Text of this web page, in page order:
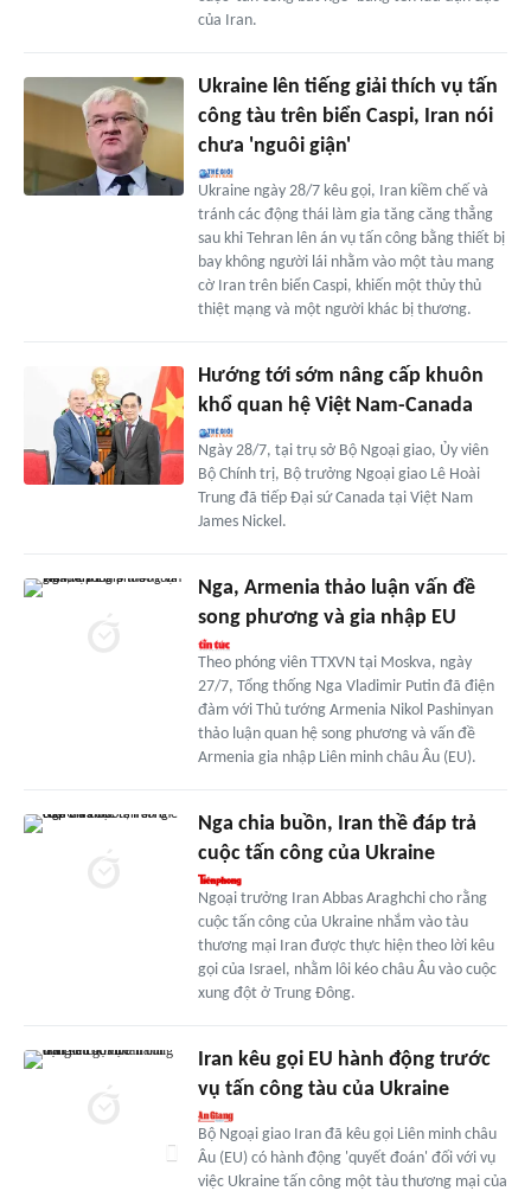
của Iran.
Ukraine lên tiếng giải thích vụ tấn
công tàu trên biển Caspi, Iran nói
chưa 'nguôi giận'
Ukraine ngày 28/7 kêu gọi, Iran kiềm chế và
tránh các động thái làm gia tăng căng thẳng
sau khi Tehran lên án vụ tấn công bằng thiết bị
bay không người lái nhằm vào một tàu mang
cờ Iran trên biển Caspi, khiến một thủy thủ
thiệt mạng và một người khác bị thương.
Hướng tới sớm nâng cấp khuôn
khổ quan hệ Việt Nam-Canada
Ngày 28/7, tại trụ sở Bộ Ngoại giao, Ủy viên
Bộ Chính trị, Bộ trưởng Ngoại giao Lê Hoài
Trung đã tiếp Đại sứ Canada tại Việt Nam
James Nickel.
Nga, Armenia thảo luận vấn đề
song phương và gia nhập EU
Theo phóng viên TTXVN tại Moskva, ngày
27/7, Tổng thống Nga Vladimir Putin đã điện
đàm với Thủ tướng Armenia Nikol Pashinyan
thảo luận quan hệ song phương và vấn đề
Armenia gia nhập Liên minh châu Âu (EU).
Nga chia buồn, Iran thề đáp trả
cuộc tấn công của Ukraine
Ngoại trưởng Iran Abbas Araghchi cho rằng
cuộc tấn công của Ukraine nhắm vào tàu
thương mại Iran được thực hiện theo lời kêu
gọi của Israel, nhằm lôi kéo châu Âu vào cuộc
xung đột ở Trung Đông.
Iran kêu gọi EU hành động trước
vụ tấn công tàu của Ukraine
Bộ Ngoại giao Iran đã kêu gọi Liên minh châu
Âu (EU) có hành động 'quyết đoán' đối với vụ
việc Ukraine tấn công một tàu thương mại của